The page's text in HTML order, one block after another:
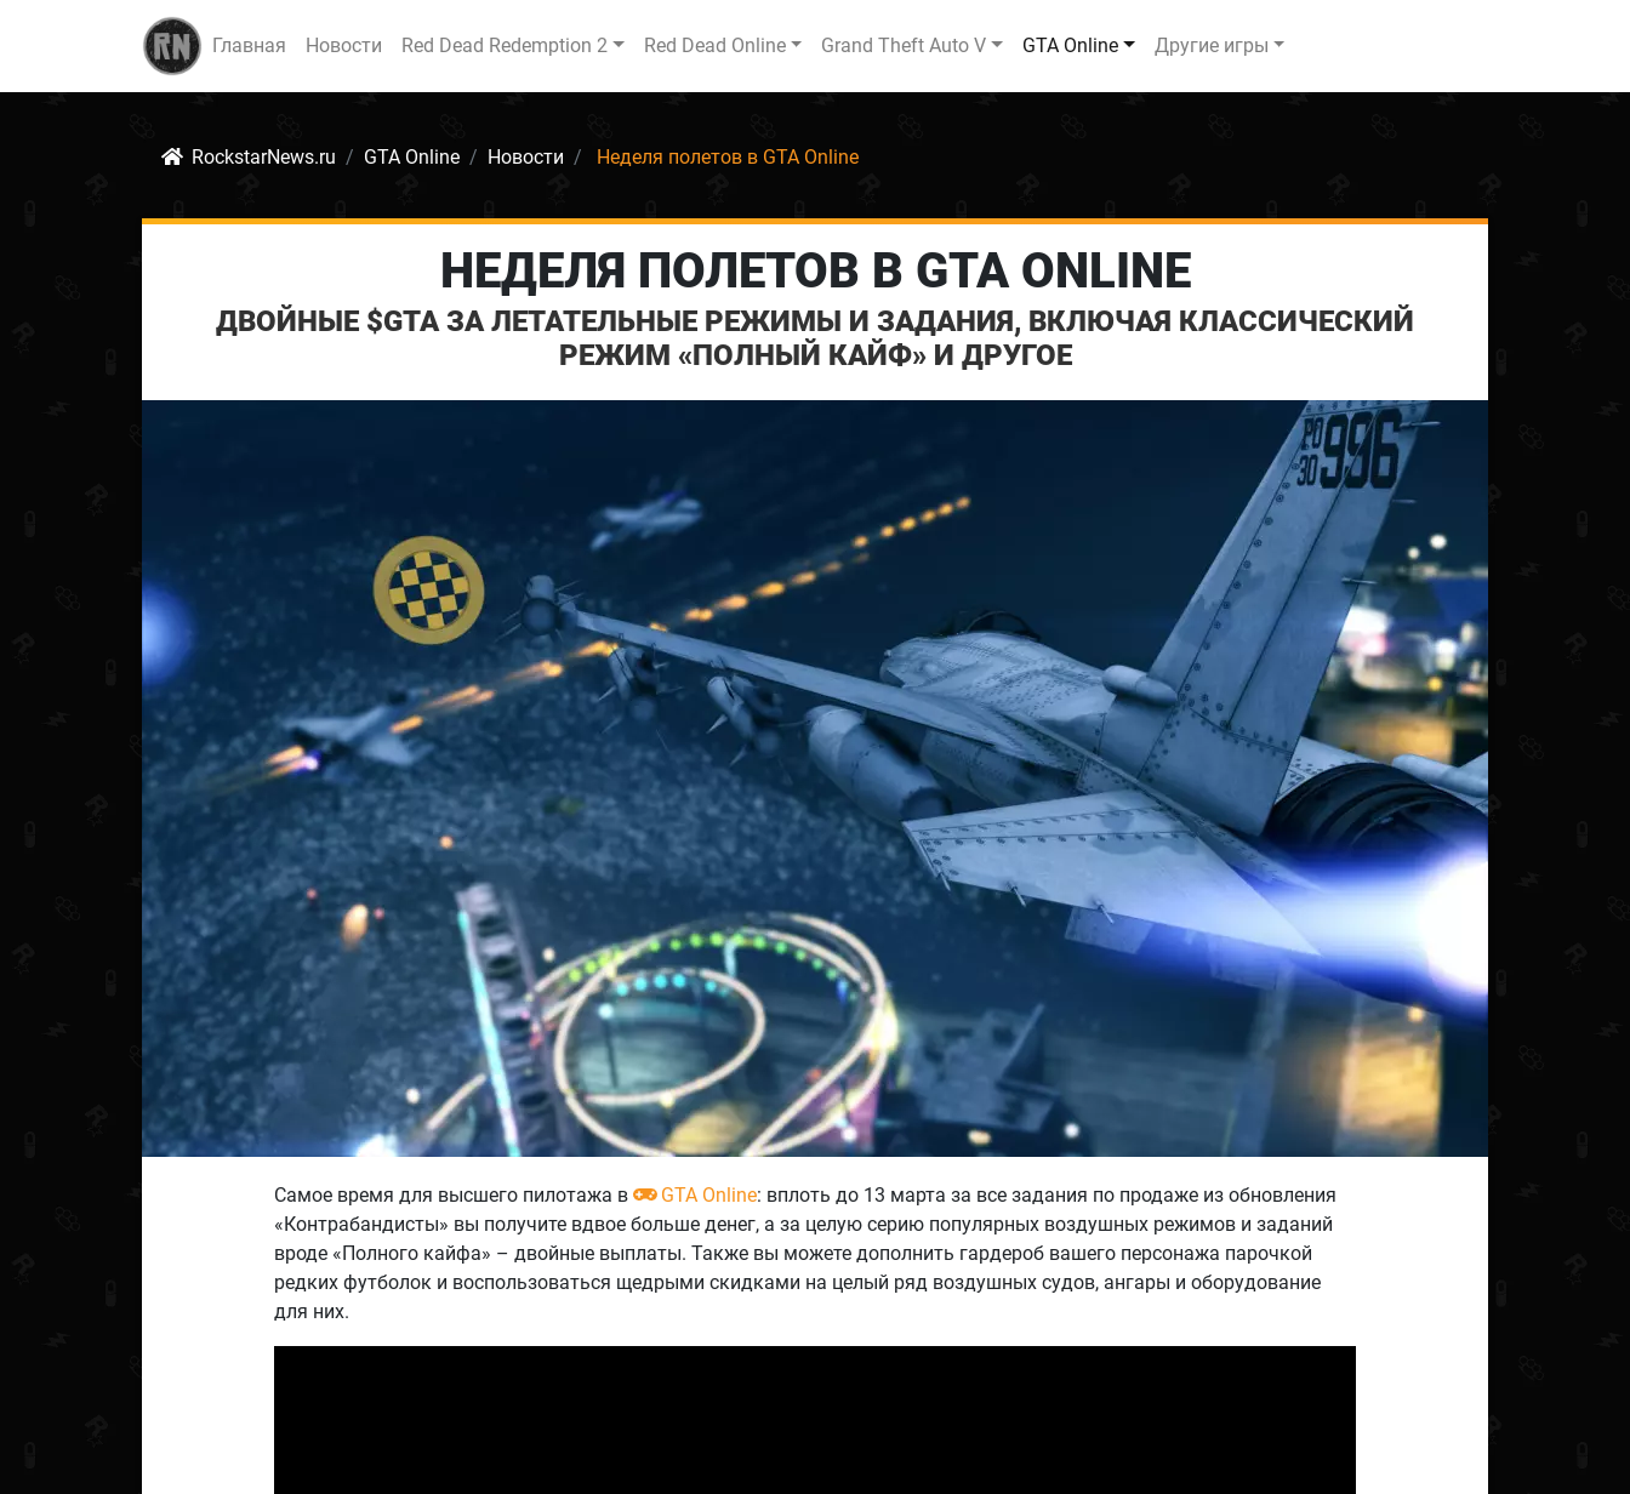
Главная Новости Red Dead Redemption 2 Red Dead Online Grand Theft Auto V GTA Online Другие игры
RockstarNews.ru GTA Online Новости Неделя полетов в GTA Online
НЕДЕЛЯ ПОЛЕТОВ В GTA ONLINE
ДВОЙНЫЕ $GTA ЗА ЛЕТАТЕЛЬНЫЕ РЕЖИМЫ И ЗАДАНИЯ, ВКЛЮЧАЯ КЛАССИЧЕСКИЙ
РЕЖИМ «ПОЛНЫЙ КАЙФ» И ДРУГОЕ
Самое время для высшего пилотажа в GTA Online: вплоть до 13 марта за все задания по продаже из обновления
«Контрабандисты» вы получите вдвое больше денег, а за целую серию популярных воздушных режимов и заданий
вроде «Полного кайфа» – двойные выплаты. Также вы можете дополнить гардероб вашего персонажа парочкой
редких футболок и воспользоваться щедрыми скидками на целый ряд воздушных судов, ангары и оборудование
для них.